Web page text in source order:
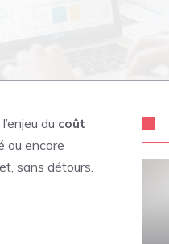
du coût
ou encore
sans détours.